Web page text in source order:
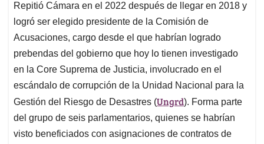
Repitió Cámara en el 2022 después de llegar en 2018 y
logró ser elegido presidente de la Comisión de
Acusaciones, cargo desde el que habrían logrado
prebendas del gobierno que hoy lo tienen investigado
en la Core Suprema de Justicia, involucrado en el
escándalo de corrupción de la Unidad Nacional para la
Gestión del Riesgo de Desastres (Ungrd). Forma parte
del grupo de seis parlamentarios, quienes se habrían
visto beneficiados con asignaciones de contratos de